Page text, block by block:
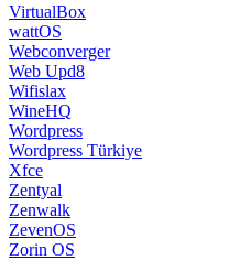
VirtualBox
wattOS
Webconverger
Web Upd8
Wifislax
WineHQ
Wordpress
Wordpress Türkiye
Xfce
Zentyal
Zenwalk
ZevenOS
Zorin OS